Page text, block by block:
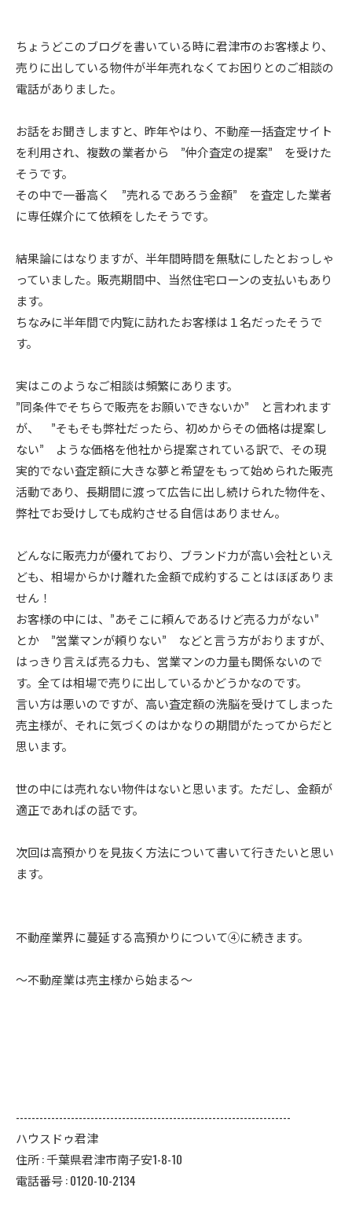
ちょうどこのブログを書いている時に君津市のお客様より、
売りに出している物件が半年売れなくてお困りとのご相談の
電話がありました。
お話をお聞きしますと、昨年やはり、不動産一括査定サイト
を利用され、複数の業者から ”仲介査定の提案” を受けた
そうです。
その中で一番高く ”売れるであろう金額” を査定した業者
に専任媒介にて依頼をしたそうです。
結果論にはなりますが、半年間時間を無駄にしたとおっしゃ
っていました。販売期間中、当然住宅ローンの支払いもあり
ます。
ちなみに半年間で内覧に訪れたお客様は１名だったそうで
す。
実はこのようなご相談は頻繁にあります。
”同条件でそちらで販売をお願いできないか” と言われます
が、 ”そもそも弊社だったら、初めからその価格は提案し
ない” ような価格を他社から提案されている訳で、その現
実的でない査定額に大きな夢と希望をもって始められた販売
活動であり、長期間に渡って広告に出し続けられた物件を、
弊社でお受けしても成約させる自信はありません。
どんなに販売力が優れており、ブランド力が高い会社といえ
ども、相場からかけ離れた金額で成約することはほぼありま
せん！
お客様の中には、”あそこに頼んであるけど売る力がない”
とか ”営業マンが頼りない” などと言う方がおりますが、
はっきり言えば売る力も、営業マンの力量も関係ないので
す。全ては相場で売りに出しているかどうかなのです。
言い方は悪いのですが、高い査定額の洗脳を受けてしまった
売主様が、それに気づくのはかなりの期間がたってからだと
思います。
世の中には売れない物件はないと思います。ただし、金額が
適正であればの話です。
次回は高預かりを見抜く方法について書いて行きたいと思い
ます。
不動産業界に蔓延する高預かりについて④に続きます。
～不動産業は売主様から始まる～
----------------------------------------------------------------------
ハウスドゥ君津
住所 : 千葉県君津市南子安1-8-10
電話番号 : 0120-10-2134